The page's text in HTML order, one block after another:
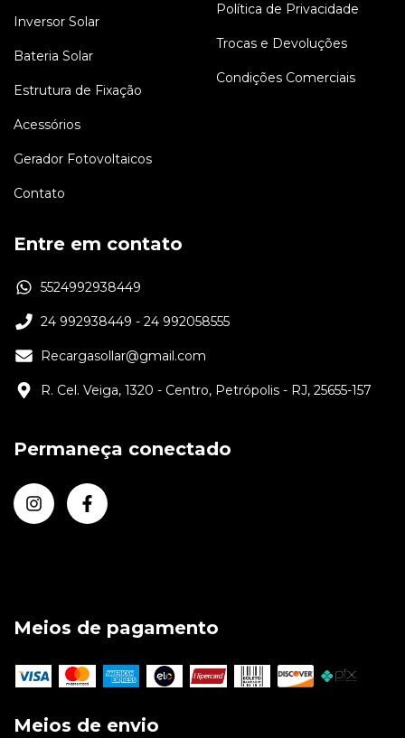
Inversor Solar
Bateria Solar
Estrutura de Fixação
Acessórios
Gerador Fotovoltaicos
Contato
Política de Privacidade
Trocas e Devoluções
Condições Comerciais
Entre em contato
5524992938449
24 992938449 - 24 992058555
Recargasollar@gmail.com
R. Cel. Veiga, 1320 - Centro, Petrópolis - RJ, 25655-157
Permaneça conectado
Meios de pagamento
Meios de envio